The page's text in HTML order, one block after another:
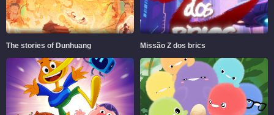
The stories of Dunhuang Missão Z dos brics